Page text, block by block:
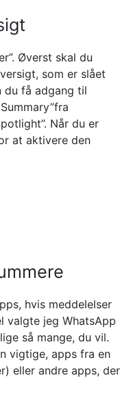
Øverst skal du
som er slået
du få adgang til
Når du er
at aktivere den
hvis meddelelser
valgte jeg WhatsApp
så mange, du vil.
vigtige, apps fra en
eller andre apps, der